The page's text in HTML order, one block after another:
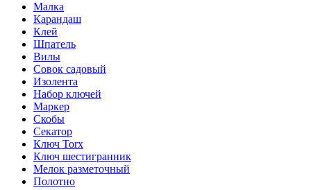
Малка
Карандаш
Клей
Шпатель
Вилы
Совок садовый
Изолента
Набор ключей
Маркер
Скобы
Секатор
Ключ Torx
Ключ шестигранник
Мелок разметочный
Полотно